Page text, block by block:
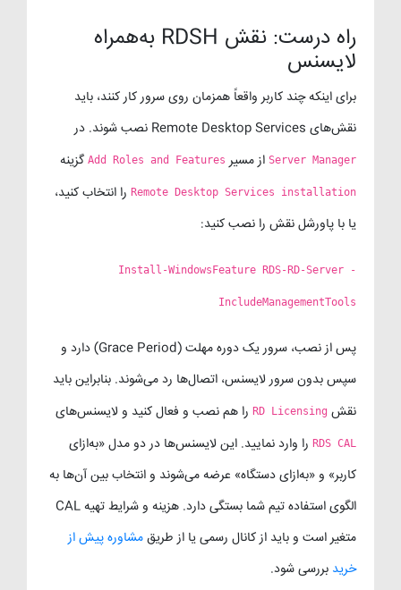
راه درست: نقش RDSH به‌همراه
لایسنس
برای اینکه چند کاربر واقعاً همزمان روی سرور کار کنند، باید
نقش‌های Remote Desktop Services نصب شوند. در
Server Manager از مسیر Add Roles and Features گزینه
Remote Desktop Services installation را انتخاب کنید،
یا با پاورشل نقش را نصب کنید:
Install-WindowsFeature RDS-RD-Server -
IncludeManagementTools
پس از نصب، سرور یک دوره مهلت (Grace Period) دارد و
سپس بدون سرور لایسنس، اتصال‌ها رد می‌شوند. بنابراین باید
نقش RD Licensing را هم نصب و فعال کنید و لایسنس‌های
RDS CAL را وارد نمایید. این لایسنس‌ها در دو مدل «به‌ازای
کاربر» و «به‌ازای دستگاه» عرضه می‌شوند و انتخاب بین آن‌ها به
الگوی استفاده تیم شما بستگی دارد. هزینه و شرایط تهیه CAL
متغیر است و باید از کانال رسمی یا از طریقمشاوره پیش از
خرید بررسی شود.